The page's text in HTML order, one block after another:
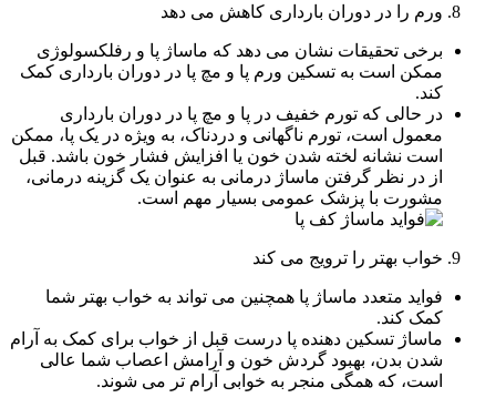
ورم را در دوران بارداری کاهش می دهد
برخی تحقیقات نشان می دهد که ماساژ پا و رفلکسولوژی
ممکن است به تسکین ورم پا و مچ پا در دوران بارداری کمک
کند.
در حالی که تورم خفیف در پا و مچ پا در دوران بارداری
معمول است، تورم ناگهانی و دردناک، به ویژه در یک پا، ممکن
است نشانه لخته شدن خون یا افزایش فشار خون باشد. قبل
از در نظر گرفتن ماساژ درمانی به عنوان یک گزینه درمانی،
مشورت با پزشک عمومی بسیار مهم است.
خواب بهتر را ترویج می کند
فواید متعدد ماساژ پا همچنین می تواند به خواب بهتر شما
کمک کند.
ماساژ تسکین دهنده پا درست قبل از خواب برای کمک به آرام
شدن بدن، بهبود گردش خون و آرامش اعصاب شما عالی
است، که همگی منجر به خوابی آرام تر می شوند.